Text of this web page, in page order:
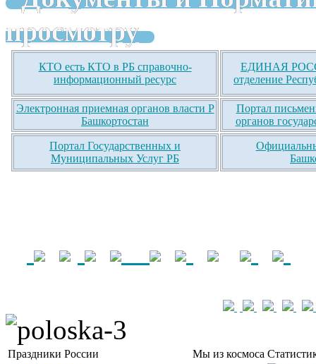
просмотру
КТО есть КТО в РБ справочно-
информационный ресурс
ЕДИНАЯ
отделение
Электронная приемная органов власти Р
Башкортостан
Портал
органов
Портал Государственных и
Муниципальных Услуг РБ
Праздники России Мы из космоса